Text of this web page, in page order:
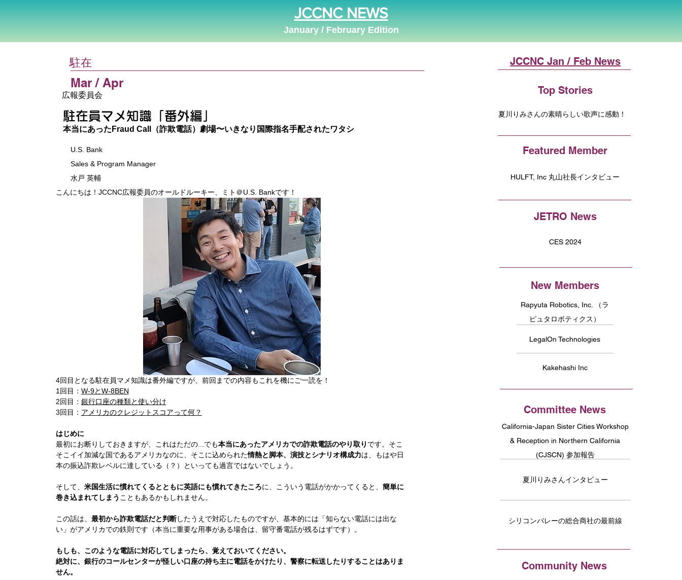
JCCNC NEWS
January / February Edition
駐在
Mar / Apr
広報委員会
駐在員マメ知識「番外編」
本当にあったFraud Call（詐欺電話）劇場〜いきなり国際指名手配されたワタシ
U.S. Bank
Sales & Program Manager
水戸 英輔
こんにちは！JCCNC広報委員のオールドルーキー、ミト＠U.S. Bankです！
4回目となる駐在員マメ知識は番外編ですが、前回までの内容もこれを機にご一読を！
1回目： W-9とW-8BEN
2回目： 銀行口座の種類と使い分け
3回目： アメリカのクレジットスコアって何？
はじめに
最初にお断りしておきますが、これはただの...でも本当にあったアメリカでの詐欺電話のやり取り です。そこ
そこイイ加減な国であるアメリカなのに、そこに込められた情熱と脚本、演技とシナリオ構成力は、もはや日
本の振込詐欺レベルに達している（？）といっても過言ではないでしょう。
そして、 米国生活に慣れてくるとともに英語にも慣れてきたころに、こういう電話がかかってくると、 簡単に
巻き込まれてしまう こともあるかもしれません。
この話は、 最初から詐欺電話だと判断したうえで対応したものですが、基本的には「知らない電話には出な
い」がアメリカでの鉄則です（本当に重要な用事がある場合は、留守番電話が残るはずです）。
もしも、このような電話に対応してしまったら、覚えておいてください。
絶対に、銀行のコールセンターが怪しい口座の持ち主に電話をかけたり、警察に転送したりすることはありま
せん。
JCCNC Jan / Feb News
Top Stories
夏川りみさんの素晴らしい歌声に感動！
Featured Member
HULFT, Inc 丸山社長インタビュー
JETRO News
CES 2024
New Members
Rapyuta Robotics, Inc. （ラ
ピュタロボティクス）
LegalOn Technologies
Kakehashi Inc
Committee News
California-Japan Sister Cities Workshop
& Reception in Northern California
(CJSCN) 参加報告
夏川りみさんインタビュー
シリコンバレーの総合商社の最前線
Community News